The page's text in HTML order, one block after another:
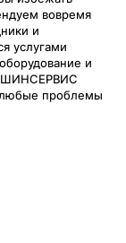
вовремя
и
услугами
и
ШИНСЕРВИС
любые проблемы